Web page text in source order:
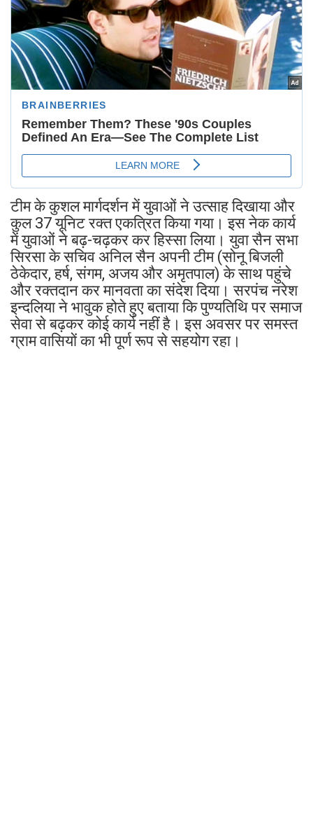
टीम के कुशल मार्गदर्शन में युवाओं ने उत्साह दिखाया और
कुल 37 यूनिट रक्त एकत्रित किया गया। इस नेक कार्य
में युवाओं ने बढ़-चढ़कर कर हिस्सा लिया। युवा सैन सभा
सिरसा के सचिव अनिल सैन अपनी टीम (सोनू बिजली
ठेकेदार, हर्ष, संगम, अजय और अमृतपाल) के साथ पहुंचे
और रक्तदान कर मानवता का संदेश दिया। सरपंच नरेश
इन्दलिया ने भावुक होते हुए बताया कि पुण्यतिथि पर समाज
सेवा से बढ़कर कोई कार्य नहीं है। इस अवसर पर समस्त
ग्राम वासियों का भी पूर्ण रूप से सहयोग रहा।